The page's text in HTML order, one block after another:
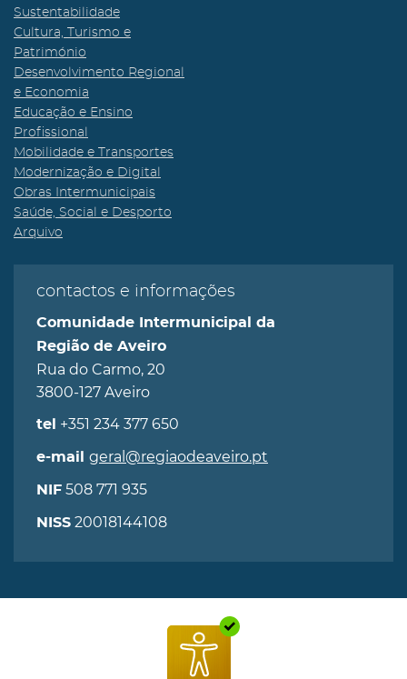
Sustentabilidade
Cultura, Turismo e
Património
Desenvolvimento Regional
e Economia
Educação e Ensino
Profissional
Mobilidade e Transportes
Modernização e Digital
Obras Intermunicipais
Saúde, Social e Desporto
Arquivo
contactos e informações
Comunidade Intermunicipal da
Região de Aveiro
Rua do Carmo, 20
3800-127 Aveiro
tel +351 234 377 650
e-mail geral@regiaodeaveiro.pt
NIF 508 771 935
NISS 20018144108